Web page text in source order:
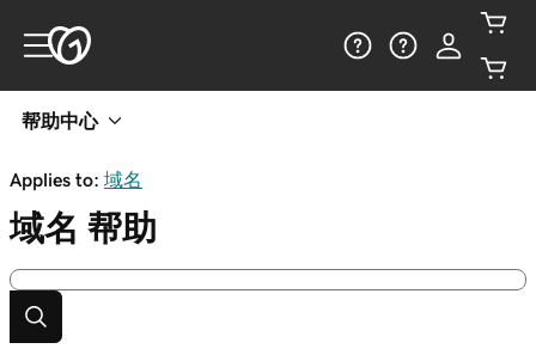
帮助中心
Applies to: 域名
域名 帮助